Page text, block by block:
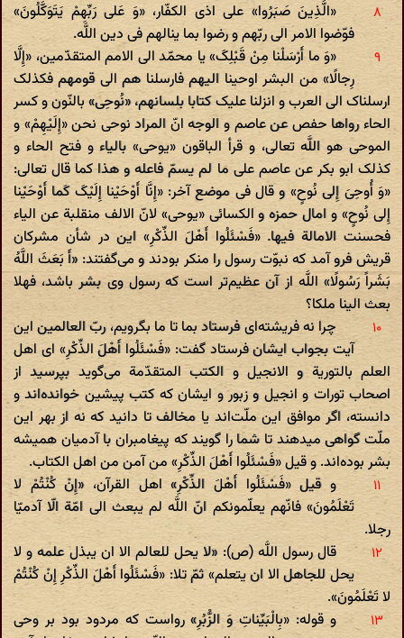
«الَّذِینَ صَبَرُوا» علی اذی الکفّار، «وَ عَلی‌ رَبِّهِمْ یَتَوَکَّلُونَ»
فوّضوا الامر الی ربّهم و رضوا بما ینالهم فی دین اللَّه.
«وَ ما أَرْسَلْنا مِنْ قَبْلِکَ» یا محمّد الی الامم المتقدّمین، «إِلَّا
رِجالًا» من البشر اوحینا الیهم فارسلنا هم الی قومهم فکذلک
ارسلناک الی العرب و انزلنا علیک کتابا بلسانهم، «نُوحِی» بالنّون و کسر
الحاء رواها حفص عن عاصم و الوجه انّ المراد نوحی نحن «إِلَیْهِمْ» و
الموحی هو اللَّه تعالی، و قرأ الباقون «یوحی» بالیاء و فتح الحاء و
کذلک ابو بکر عن عاصم علی ما لم یسمّ فاعله و هذا کما قال تعالی:
«وَ أُوحِیَ إِلی‌ نُوحٍ» و قال فی موضع آخر: «إِنَّا أَوْحَیْنا إِلَیْکَ کَما أَوْحَیْنا
إِلی‌ نُوحٍ» و امال حمزه و الکسائی «یوحی» لانّ الالف منقلبة عن الیاء
فحسنت الامالة فیها. «فَسْئَلُوا أَهْلَ الذِّکْرِ» این در شأن مشرکان
قریش فرو آمد که نبوّت رسول را منکر بودند و می‌گفتند: «أَ بَعَثَ اللَّهُ
بَشَراً رَسُولًا» اللَّه از آن عظیم‌تر است که رسول وی بشر باشد، فهلا
بعث الینا ملکا؟
چرا نه فریشته‌ای فرستاد بما تا ما بگرویم، ربّ العالمین این
آیت بجواب ایشان فرستاد گفت: «فَسْئَلُوا أَهْلَ الذِّکْرِ» ای اهل
العلم بالتوریة و الانجیل‌ و الکتب المتقدّمة می‌گوید بپرسید از
اصحاب تورات و انجیل و زبور و ایشان که کتب پیشین خوانده‌اند و
دانسته، اگر موافق این ملّت‌اند یا مخالف تا دانید که نه از بهر این
ملّت گواهی میدهند تا شما را گویند که پیغامبران با آدمیان همیشه
بشر بوده‌اند. و قیل «فَسْئَلُوا أَهْلَ الذِّکْرِ» من آمن من اهل الکتاب.
و قیل «فَسْئَلُوا أَهْلَ الذِّکْرِ» اهل القرآن، «إِنْ کُنْتُمْ لا
تَعْلَمُونَ» فانّهم یعلّمونکم انّ اللَّه لم یبعث الی امّة الّا آدمیّا
رجلا.
قال رسول اللَّه (ص): «لا یحل للعالم الا ان یبذل علمه و لا
یحل للجاهل الا ان یتعلم» ثمّ تلا: «فَسْئَلُوا أَهْلَ الذِّکْرِ إِنْ کُنْتُمْ
لا تَعْلَمُونَ».
و قوله: «بِالْبَیِّناتِ وَ الزُّبُرِ» رواست که مردود بود بر وحی